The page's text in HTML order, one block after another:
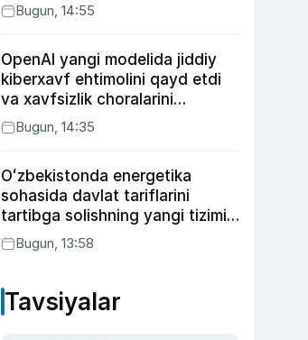
Bugun, 14:55
OpenAI yangi modelida jiddiy
kiberxavf ehtimolini qayd etdi
va xavfsizlik choralarini
kuchaytirdi
Bugun, 14:35
Oʻzbekistonda energetika
sohasida davlat tariflarini
tartibga solishning yangi tizimi
joriy etildi
Bugun, 13:58
Tavsiyalar